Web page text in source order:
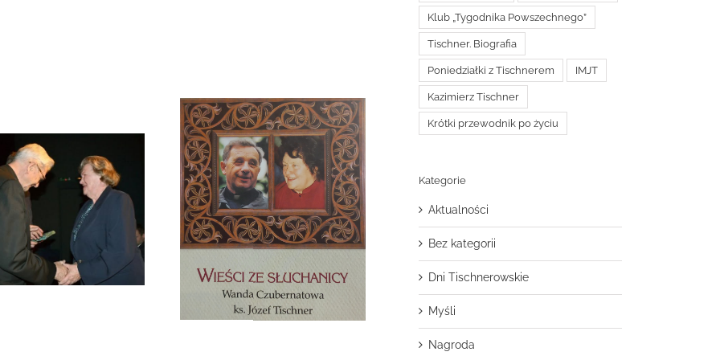
Zmarła Wanda Czubernatowa
Klub „Tygodnika Powszechnego”
Tischner. Biografia
Poniedziałki z Tischnerem IMJT
Kazimierz Tischner
Krótki przewodnik po życiu
Kategorie
Aktualności
Bez kategorii
Dni Tischnerowskie
Myśli
Nagroda